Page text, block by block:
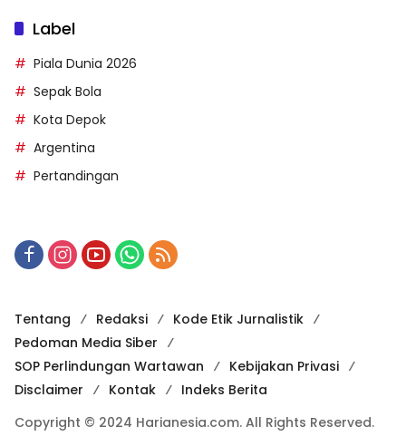
Label
Piala Dunia 2026
Sepak Bola
Kota Depok
Argentina
Pertandingan
Tentang Redaksi
Kode Etik Jurnalistik
Pedoman Media Siber
SOP Perlindungan Wartawan
Kebijakan Privasi
Disclaimer
Kontak
Indeks Berita
Copyright © 2024 Harianesia.com. All Rights Reserved.